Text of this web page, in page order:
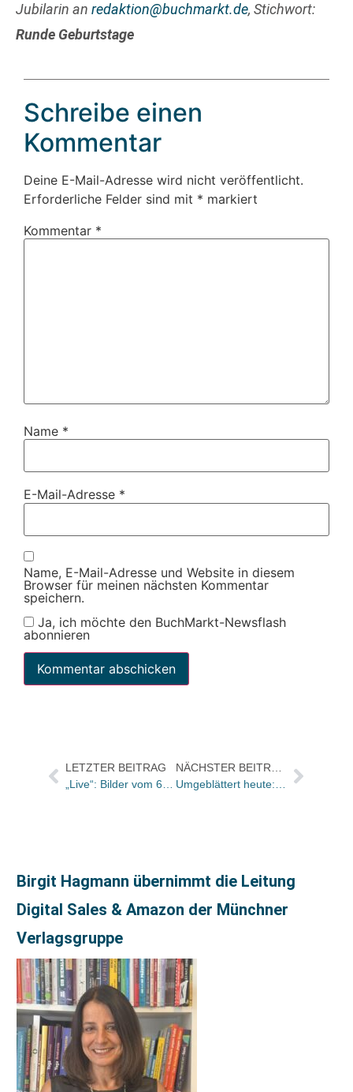
Jubilarin an redaktion@buchmarkt.de, Stichwort:
Runde Geburtstage
Schreibe einen
Kommentar
Deine E-Mail-Adresse wird nicht veröffentlicht.
Erforderliche Felder sind mit * markiert
Kommentar *
Name *
E-Mail-Adresse *
Name, E-Mail-Adresse und Website in diesem
Browser für meinen nächsten Kommentar
speichern.
Ja, ich möchte den BuchMarkt-Newsflash
abonnieren
LETZTER BEITRAG
„Live“: Bilder vom 60. Geburtstag der Agence Hoffman
NÄCHSTER BEITRAG
Umgeblättert heute: „Was es wirklich heißt, sich nur aus der Natur zu ernähren“ – John Lewis-Stempels „Mein Jahr als Jäger und Sammler“ (DuMont)
Birgit Hagmann übernimmt die Leitung
Digital Sales & Amazon der Münchner
Verlagsgruppe